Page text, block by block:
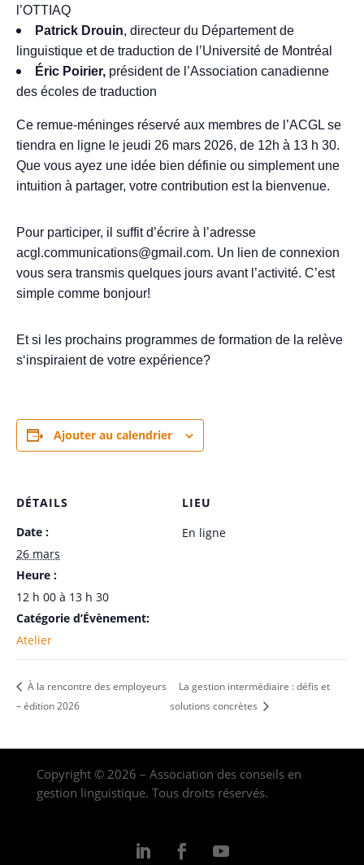
l’OTTIAQ
Patrick Drouin, directeur du Département de
linguistique et de traduction de l’Université de Montréal
Éric Poirier, président de l’Association canadienne
des écoles de traduction
Ce remue-méninges réservé aux membres de l’ACGL se
tiendra en ligne le jeudi 26 mars 2026, de 12h à 13 h 30.
Que vous ayez une idée bien définie ou simplement une
intuition à partager, votre contribution est la bienvenue.
Pour participer, il suffit d’écrire à l’adresse
acgl.communications@gmail.com. Un lien de connexion
vous sera transmis quelques jours avant l’activité. C’est
simple comme bonjour!
Et si les prochains programmes de formation de la relève
s‘inspiraientde votre expérience?
Ajouter au calendrier
DÉTAILS
Date :
26 mars
Heure :
12 h 00 à 13 h 30
Catégorie d’Évènement:
Atelier
LIEU
En ligne
À la rencontre des employeurs
– édition 2026
La gestion intermédiaire : défis et
solutions concrètes
Copyright © 2026 – Association des conseils en
gestion linguistique. Tous droits réservés.